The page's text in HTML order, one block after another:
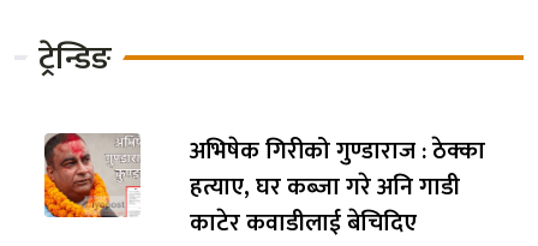
ट्रेन्डिङ
अभिषेक गिरीको गुण्डाराज : ठेक्का
हत्याए, घर कब्जा गरे अनि गाडी
काटेर कवाडीलाई बेचिदिए